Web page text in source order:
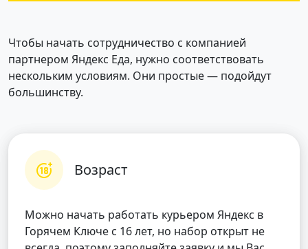
Чтобы начать сотрудничество с компанией
партнером Яндекс Еда, нужно соответствовать
нескольким условиям. Они простые — подойдут
большинству.
Возраст
Можно начать работать курьером Яндекс в
Горячем Ключе с 16 лет, но набор открыт не